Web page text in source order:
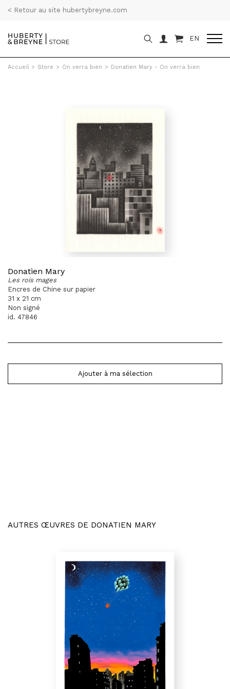
< Retour au site hubertybreyne.com
EN
Accueil > Store > On verra bien > Donatien Mary - On verra bien
Donatien Mary
Les rois mages
Encres de Chine sur papier
31 x 21 cm
Non signé
id. 47846
Ajouter à ma sélection
AUTRES ŒUVRES DE DONATIEN MARY